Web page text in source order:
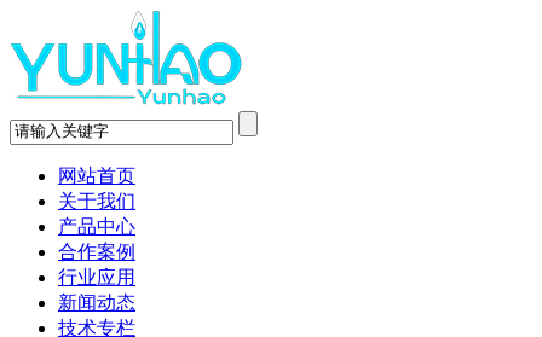
网站首页
关于我们
产品中心
合作案例
行业应用
新闻动态
技术专栏